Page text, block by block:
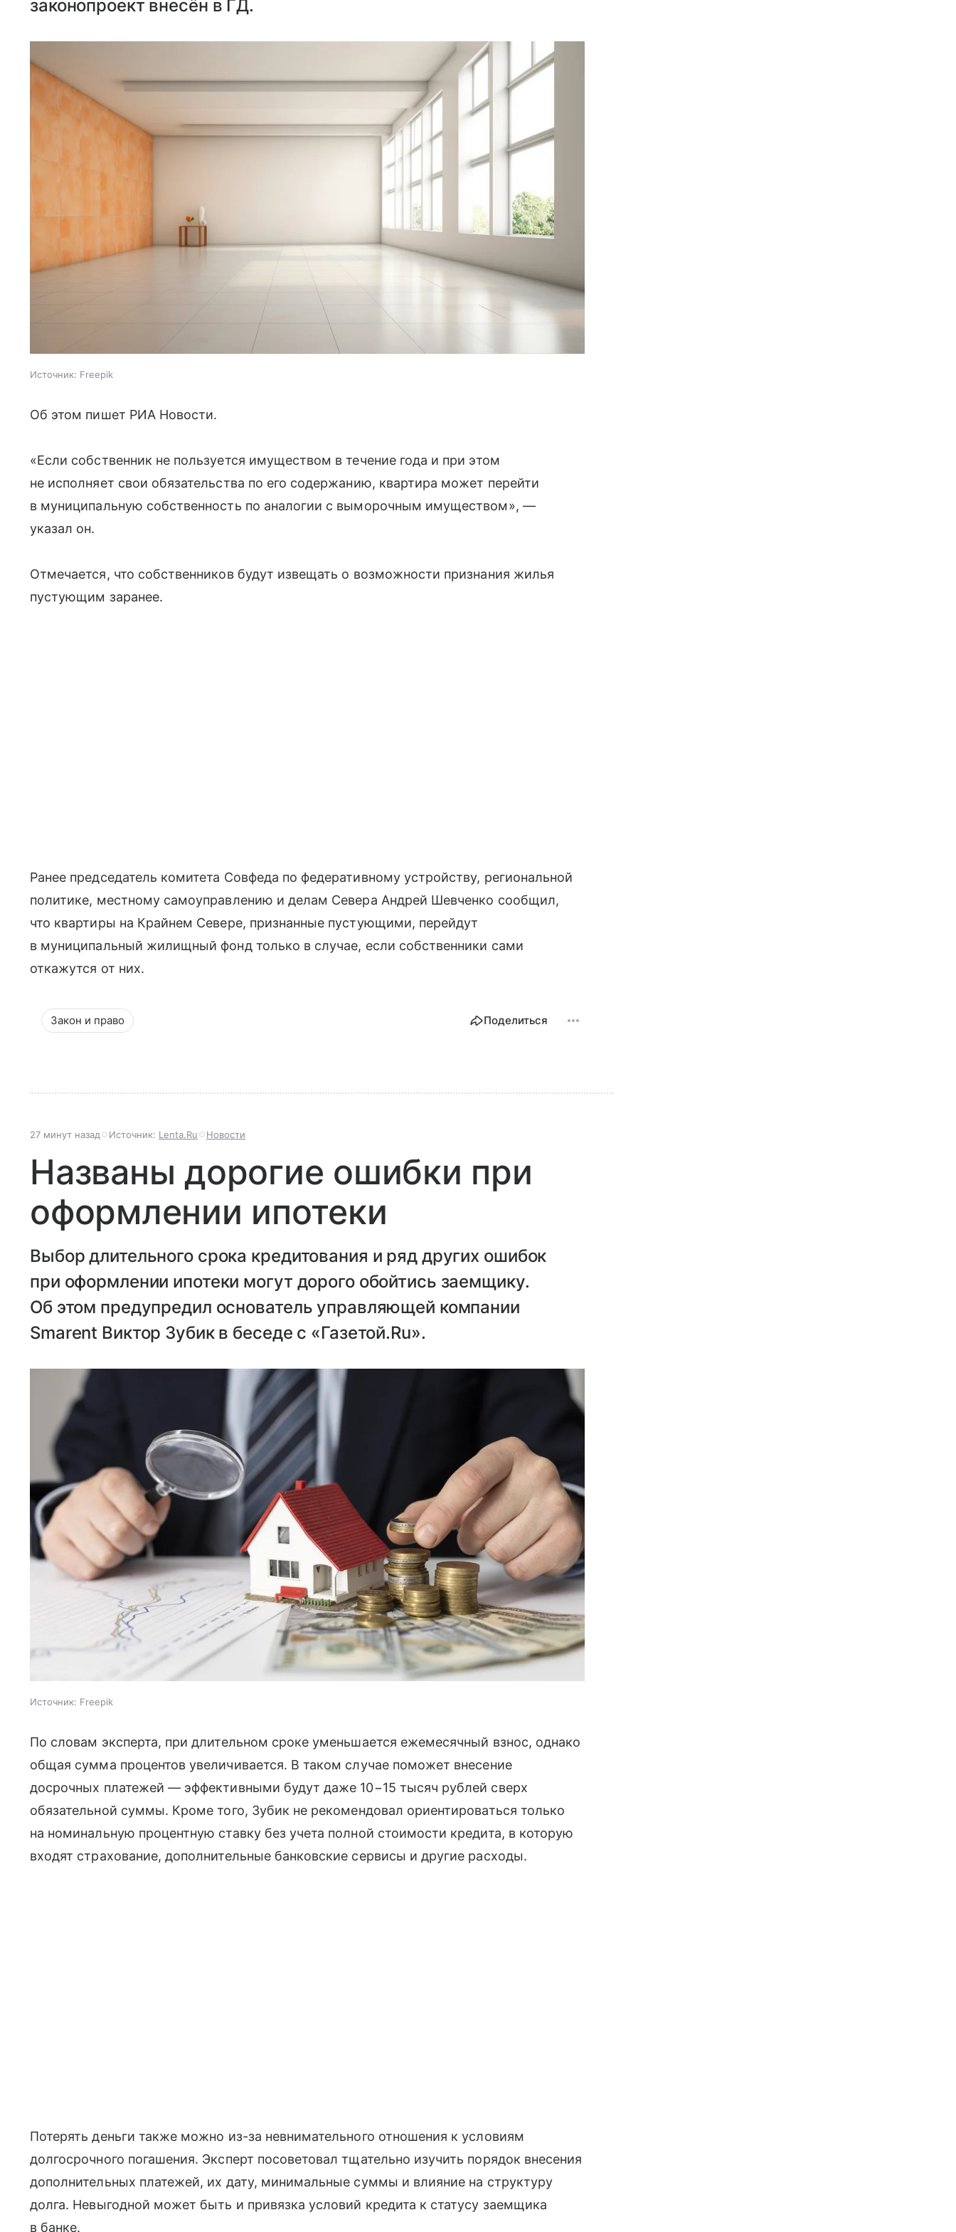
законопроект внесён в ГД.
Источник: Freepik
Об этом пишет РИА Новости.
«Если собственник не пользуется имуществом в течение года и при этом
не исполняет свои обязательства по его содержанию, квартира может перейти
в муниципальную собственность по аналогии с выморочным имуществом», —
указал он.
Отмечается, что собственников будут извещать о возможности признания жилья
пустующим заранее.
Ранее председатель комитета Совфеда по федеративному устройству, региональной
политике, местному самоуправлению и делам Севера Андрей Шевченко сообщил,
что квартиры на Крайнем Севере, признанные пустующими, перейдут
в муниципальный жилищный фонд только в случае, если собственники сами
откажутся от них.
Закон и право Поделиться
27 минут назад Источник: Lenta.Ru Новости
Названы дорогие ошибки при
оформлении ипотеки
Выбор длительного срока кредитования и ряд других ошибок
при оформлении ипотеки могут дорого обойтись заемщику.
Об этом предупредил основатель управляющей компании
Smarent Виктор Зубик в беседе с «Газетой.Ru».
Источник: Freepik
По словам эксперта, при длительном сроке уменьшается ежемесячный взнос, однако
общая сумма процентов увеличивается. В таком случае поможет внесение
досрочных платежей — эффективными будут даже 10−15 тысяч рублей сверх
обязательной суммы. Кроме того, Зубик не рекомендовал ориентироваться только
на номинальную процентную ставку без учета полной стоимости кредита, в которую
входят страхование, дополнительные банковские сервисы и другие расходы.
Потерять деньги также можно из-за невнимательного отношения к условиям
долгосрочного погашения. Эксперт посоветовал тщательно изучить порядок внесения
дополнительных платежей, их дату, минимальные суммы и влияние на структуру
долга. Невыгодной может быть и привязка условий кредита к статусу заемщика
в банке.